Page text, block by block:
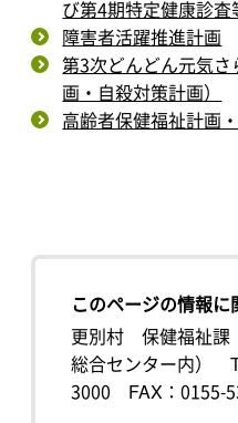
び第4期特定健康診査
障害者活躍推進計画
第3次どんどん元気
画・自殺対策計画）
高齢者保健福祉計画
このページの情報
更別村 保健福祉
総合センター内）
3000
FAX：0155-